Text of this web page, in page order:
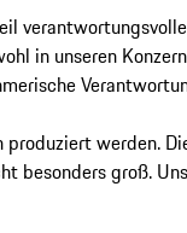
in unseren
produziert werden.
besonders groß.